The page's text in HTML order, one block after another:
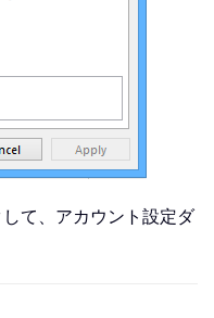
て、アカウント設定ダ